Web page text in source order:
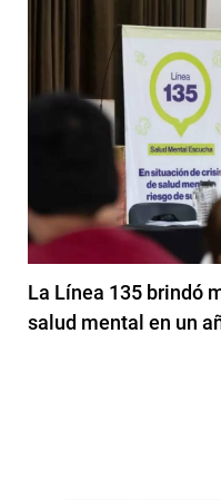
La Línea 135 brindó
salud mental en un